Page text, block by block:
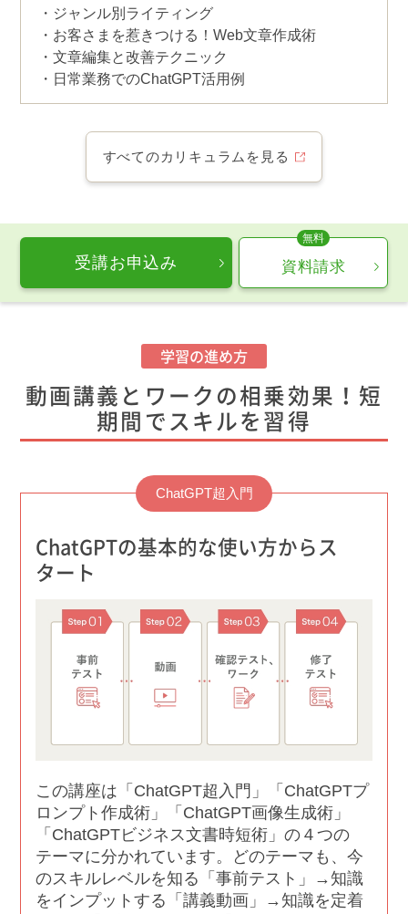
ジャンル別ライティング
お客さまを惹きつける！Web文章作成術
文章編集と改善テクニック
日常業務でのChatGPT活用例
すべてのカリキュラムを見る
受講お申込み 資料請求
学習の進め方
動画講義とワークの相乗効果！短
期間でスキルを習得
ChatGPT超入門
ChatGPTの基本的な使い方からス
タート
この講座は「ChatGPT超入門」「ChatGPTプ
ロンプト作成術」「ChatGPT画像生成術」
「ChatGPTビジネス文書時短術」の４つの
テーマに分かれています。どのテーマも、今
のスキルレベルを知る「事前テスト」→知識
をインプットする「講義動画」→知識を定着